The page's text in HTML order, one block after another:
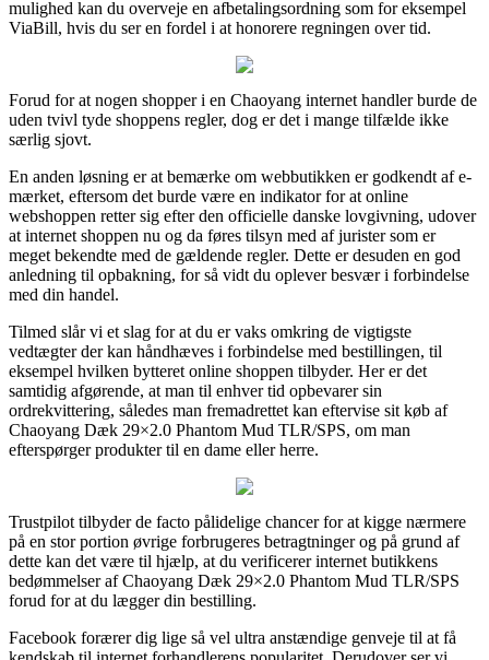
mulighed kan du overveje en afbetalingsordning som for eksempel
ViaBill, hvis du ser en fordel i at honorere regningen over tid.
Forud for at nogen shopper i en Chaoyang internet handler burde de
uden tvivl tyde shoppens regler, dog er det i mange tilfælde ikke
særlig sjovt.
En anden løsning er at bemærke om webbutikken er godkendt af e-
mærket, eftersom det burde være en indikator for at online
webshoppen retter sig efter den officielle danske lovgivning, udover
at internet shoppen nu og da føres tilsyn med af jurister som er
meget bekendte med de gældende regler. Dette er desuden en god
anledning til opbakning, for så vidt du oplever besvær i forbindelse
med din handel.
Tilmed slår vi et slag for at du er vaks omkring de vigtigste
vedtægter der kan håndhæves i forbindelse med bestillingen, til
eksempel hvilken bytteret online shoppen tilbyder. Her er det
samtidig afgørende, at man til enhver tid opbevarer sin
ordrekvittering, således man fremadrettet kan eftervise sit køb af
Chaoyang Dæk 29×2.0 Phantom Mud TLR/SPS, om man
efterspørger produkter til en dame eller herre.
Trustpilot tilbyder de facto pålidelige chancer for at kigge nærmere
på en stor portion øvrige forbrugeres betragtninger og på grund af
dette kan det være til hjælp, at du verificerer internet butikkens
bedømmelser af Chaoyang Dæk 29×2.0 Phantom Mud TLR/SPS
forud for at du lægger din bestilling.
Facebook forærer dig lige så vel ultra anstændige genveje til at få